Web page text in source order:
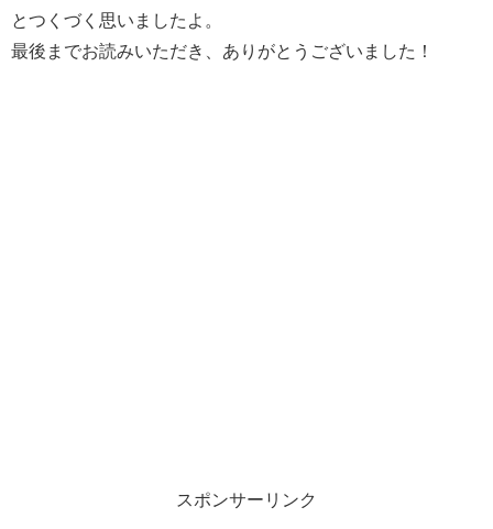
とつくづく思いましたよ。
最後までお読みいただき、ありがとうございました！
スポンサーリンク